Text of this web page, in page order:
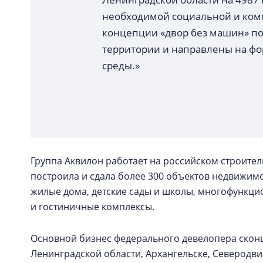
необходимой социальной и
концепции «двор без машин»
территории и направлены на
среды.»
Группа Аквилон работает на российском
построила и сдала более 300 объектов
жилые дома, детские сады и школы,
и гостиничные комплексы.
Основной бизнес федерального девелопера
Ленинградской области, Архангельске,